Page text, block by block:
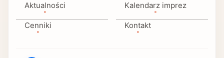
Aktualności Kalendarz imprez
Cenniki Kontakt